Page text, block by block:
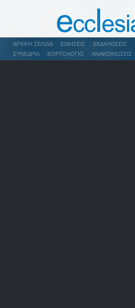
ΑΡΧΙΚΉ ΣΕΛΊΔΑ ΕΙΔΉΣΕΙΣ ΕΚΔΗΛΏΣΕΙΣ
ΣΥΝΈΔΡΙΑ
ΕΟΡΤΟΛΌΓΙΟ ΑΝΑΚΟΙΝΏΣΕΙΣ